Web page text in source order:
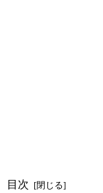
目次